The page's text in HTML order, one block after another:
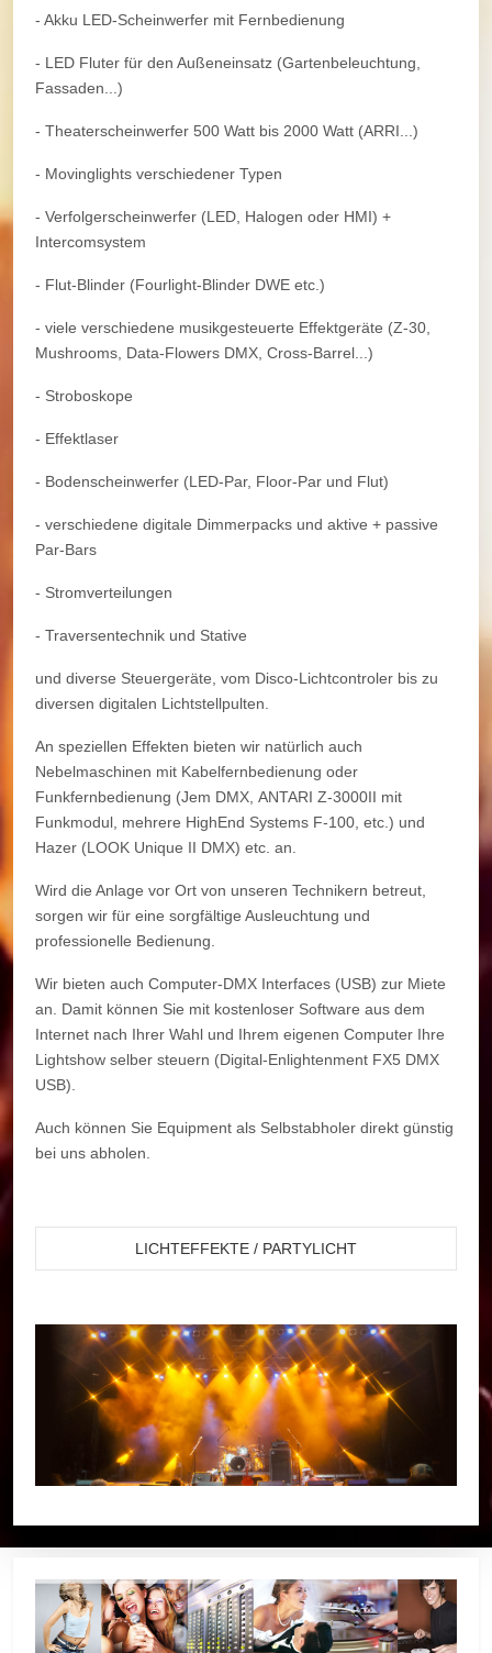
- Akku LED-Scheinwerfer mit Fernbedienung
- LED Fluter für den Außeneinsatz (Gartenbeleuchtung,
Fassaden...)
- Theaterscheinwerfer 500 Watt bis 2000 Watt (ARRI...)
- Movinglights verschiedener Typen
- Verfolgerscheinwerfer (LED, Halogen oder HMI) +
Intercomsystem
- Flut-Blinder (Fourlight-Blinder DWE etc.)
- viele verschiedene musikgesteuerte Effektgeräte (Z-30,
Mushrooms, Data-Flowers DMX, Cross-Barrel...)
- Stroboskope
- Effektlaser
- Bodenscheinwerfer (LED-Par, Floor-Par und Flut)
- verschiedene digitale Dimmerpacks und aktive + passive
Par-Bars
- Stromverteilungen
- Traversentechnik und Stative
und diverse Steuergeräte, vom Disco-Lichtcontroler bis zu
diversen digitalen Lichtstellpulten.
An speziellen Effekten bieten wir natürlich auch
Nebelmaschinen mit Kabelfernbedienung oder
Funkfernbedienung (Jem DMX, ANTARI Z-3000II mit
Funkmodul, mehrere HighEnd Systems F-100, etc.) und
Hazer (LOOK Unique II DMX) etc. an.
Wird die Anlage vor Ort von unseren Technikern betreut,
sorgen wir für eine sorgfältige Ausleuchtung und
professionelle Bedienung.
Wir bieten auch Computer-DMX Interfaces (USB) zur Miete
an. Damit können Sie mit kostenloser Software aus dem
Internet nach Ihrer Wahl und Ihrem eigenen Computer Ihre
Lightshow selber steuern (Digital-Enlightenment FX5 DMX
USB).
Auch können Sie Equipment als Selbstabholer direkt günstig
bei uns abholen.
LICHTEFFEKTE / PARTYLICHT